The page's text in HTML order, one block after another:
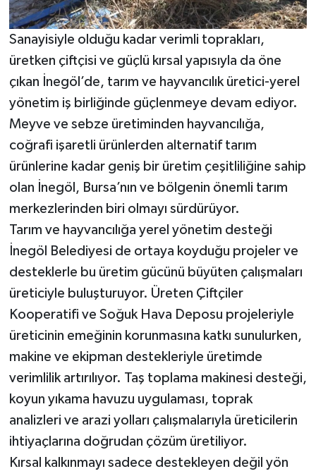
Sanayisiyle olduğu kadar verimli toprakları,
üretken çiftçisi ve güçlü kırsal yapısıyla da öne
çıkan İnegöl’de, tarım ve hayvancılık üretici-yerel
yönetim iş birliğinde güçlenmeye devam ediyor.
Meyve ve sebze üretiminden hayvancılığa,
coğrafi işaretli ürünlerden alternatif tarım
ürünlerine kadar geniş bir üretim çeşitliliğine sahip
olan İnegöl, Bursa’nın ve bölgenin önemli tarım
merkezlerinden biri olmayı sürdürüyor.
Tarım ve hayvancılığa yerel yönetim desteği
İnegöl Belediyesi de ortaya koyduğu projeler ve
desteklerle bu üretim gücünü büyüten çalışmaları
üreticiyle buluşturuyor. Üreten Çiftçiler
Kooperatifi ve Soğuk Hava Deposu projeleriyle
üreticinin emeğinin korunmasına katkı sunulurken,
makine ve ekipman destekleriyle üretimde
verimlilik artırılıyor. Taş toplama makinesi desteği,
koyun yıkama havuzu uygulaması, toprak
analizleri ve arazi yolları çalışmalarıyla üreticilerin
ihtiyaçlarına doğrudan çözüm üretiliyor.
Kırsal kalkınmayı sadece destekleyen değil yön